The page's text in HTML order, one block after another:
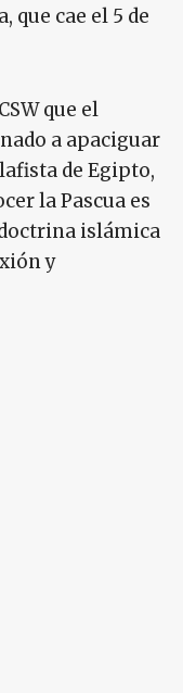
que cae el 5 de
que el
a apaciguar
de Egipto,
la Pascua es
islámica
y